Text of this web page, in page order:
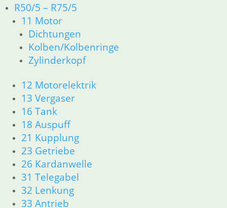
R50/5 – R75/5
11 Motor
Dichtungen
Kolben/Kolbenringe
Zylinderkopf
12 Motorelektrik
13 Vergaser
16 Tank
18 Auspuff
21 Kupplung
23 Getriebe
26 Kardanwelle
31 Telegabel
32 Lenkung
33 Antrieb
Feststellschraube Gas
9,50
Artikelnummer: 1230874
inkl. MwSt.
In den Warenkorb
Nocken
32,60€
Artikelnummer: 1232463
inkl. MwSt.
zzgl.Versandkosten
In den Warenkorb
Griffgehäuse rechts